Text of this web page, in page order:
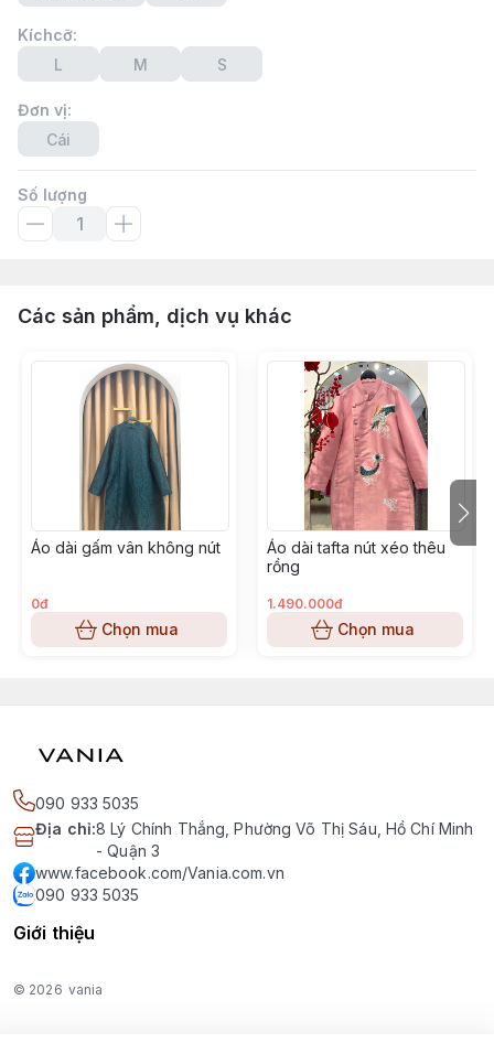
Kíchcỡ:
L
M S
Đơn vị:
Cái
Số lượng
Các sản phẩm, dịch vụ khác
Áo dài gấm vân không nút
0đ
Chọn mua
Áo dài tafta nút xéo thêu
rồng
1.490.000đ
Chọn mua
090 933 5035
Địa chỉ:8 Lý Chính Thắng, Phường Võ Thị Sáu, Hồ Chí Minh
- Quận 3
www.facebook.com/Vania.com.vn
090 933 5035
Giới thiệu
© 2026 vania